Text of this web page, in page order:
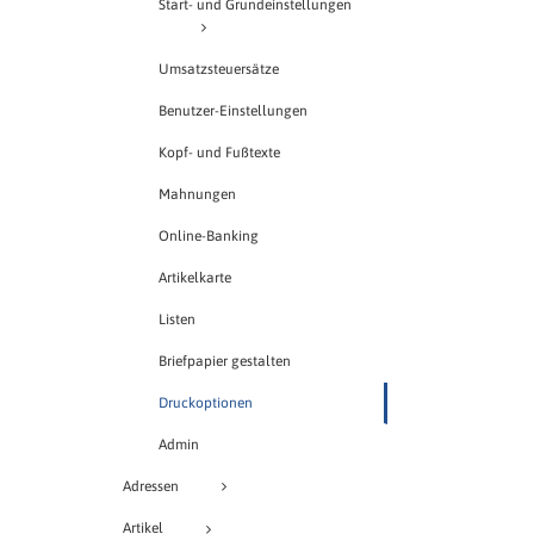
Start- und Grundeinstellungen
Umsatzsteuersätze
Benutzer-Einstellungen
Kopf- und Fußtexte
Mahnungen
Online-Banking
Artikelkarte
Listen
Briefpapier gestalten
Druckoptionen
Admin
Adressen
Artikel